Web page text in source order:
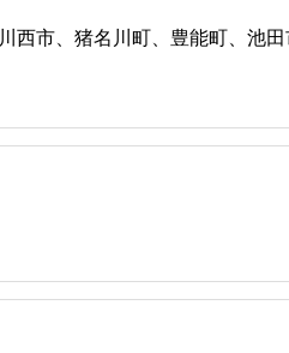
・さば
西市、猪名川町、豊能町、池